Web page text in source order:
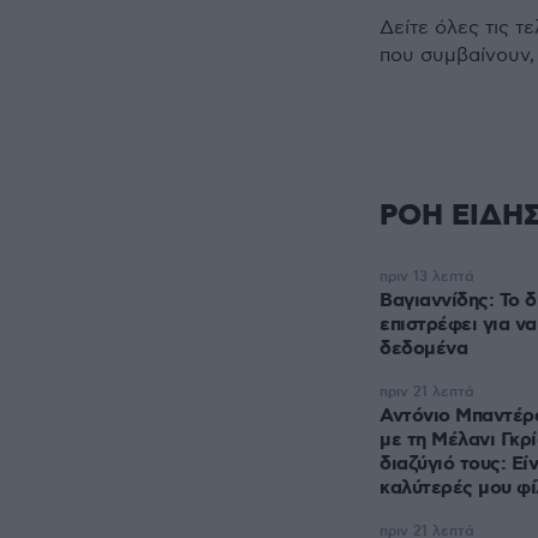
Δείτε όλες τις
που συμβαίνουν,
ΡΟΗ
Βαγιαννίδης: Το
επιστρέφει για
δεδομένα
πριν 13 λεπτά
Αντόνιο
με τη Μέλανι
διαζύγιό τους:
καλύτερές μου
πριν 21 λεπτά
πριν 21 λεπτά